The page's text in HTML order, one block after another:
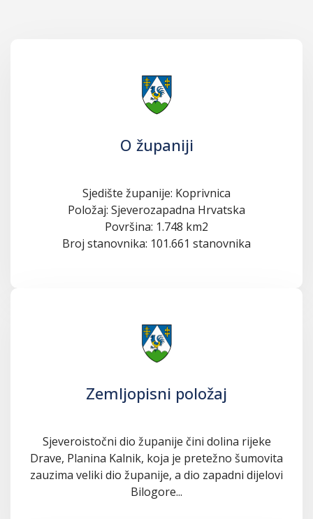
O županiji
Sjedište županije: Koprivnica
Položaj: Sjeverozapadna Hrvatska
Površina: 1.748 km2
Broj stanovnika: 101.661 stanovnika
Zemljopisni položaj
Sjeveroistočni dio županije čini dolina rijeke
Drave, Planina Kalnik, koja je pretežno šumovita
zauzima veliki dio županije, a dio zapadni dijelovi
Bilogore...